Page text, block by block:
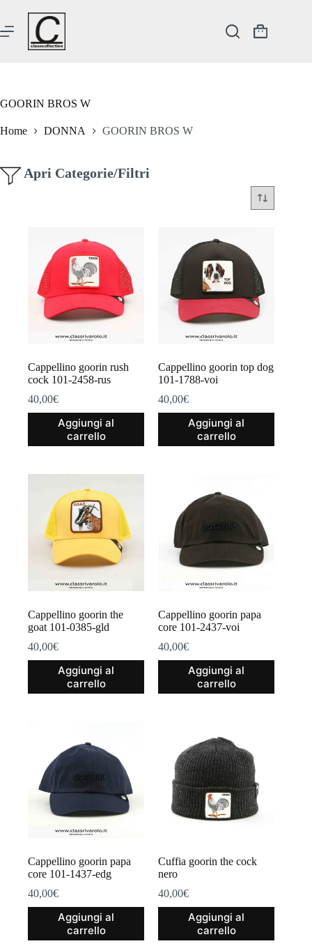
contenuto
Carrello
GOORIN BROS W
Home DONNA GOORIN BROS W
Apri Categorie/Filtri
Cappellino goorin rush
cock 101-2458-rus
40,00€
Aggiungi al
carrello
Cappellino goorin top dog
101-1788-voi
40,00€
Aggiungi al
carrello
Cappellino goorin the
goat 101-0385-gld
40,00€
Aggiungi al
carrello
Cappellino goorin papa
core 101-2437-voi
40,00€
Aggiungi al
carrello
Cappellino goorin papa
core 101-1437-edg
40,00€
Aggiungi al
carrello
Cuffia goorin the cock
nero
40,00€
Aggiungi al
carrello